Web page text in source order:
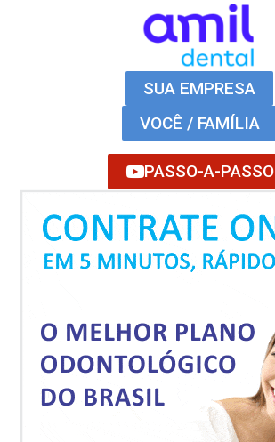
SUA EMPRESA
VOCÊ / FAMÍLIA
PASSO-A-PASSO